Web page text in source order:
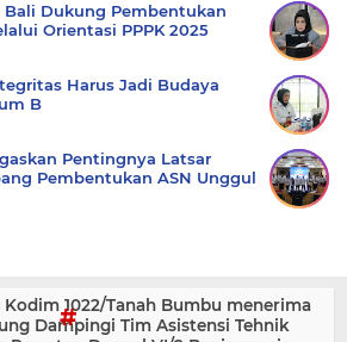
Dukung Pembentukan
Orientasi PPPK 2025
Harus Jadi Budaya
B
Pentingnya Latsar
Pembentukan ASN Unggul
1022/Tanah Bumbu menerima
Dampingi Tim Asistensi Tehnik